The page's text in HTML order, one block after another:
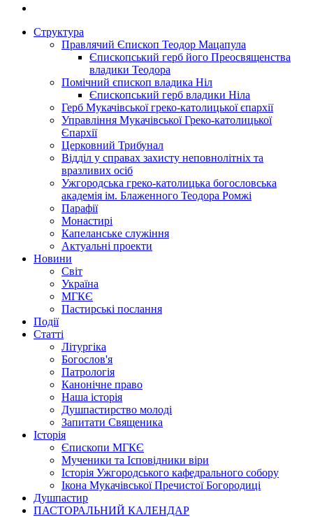
Структура
Правлячий Єпископ Теодор Мацапула
Єпископський герб його Преосвященства
владики Теодора
Помічний єпископ владика Ніл
Єпископський герб владики Ніла
Герб Мукачівської греко-католицької єпархії
Управління Мукачівської Греко-католицької
Єпархії
Церковний Трибунал
Відділ у справах захисту неповнолітніх та
вразливих осіб
Ужгородська греко-католицька богословська
академія ім. Блаженного Теодора Ромжі
Парафії
Монастирі
Капеланське служіння
Актуальні проекти
Новини
Світ
Україна
МГКЄ
Пастирські послання
Події
Статті
Літургіка
Богослов'я
Патрологія
Канонічне право
Наша історія
Душпастирство молоді
Запитати Священика
Історія
Єпископи МГКЄ
Мученики та Ісповідники віри
Історія Ужгородського кафедрального собору
Ікона Мукачівської Пречистої Богородиці
Душпастир
ПАСТОРАЛЬНИЙ КАЛЕНДАР